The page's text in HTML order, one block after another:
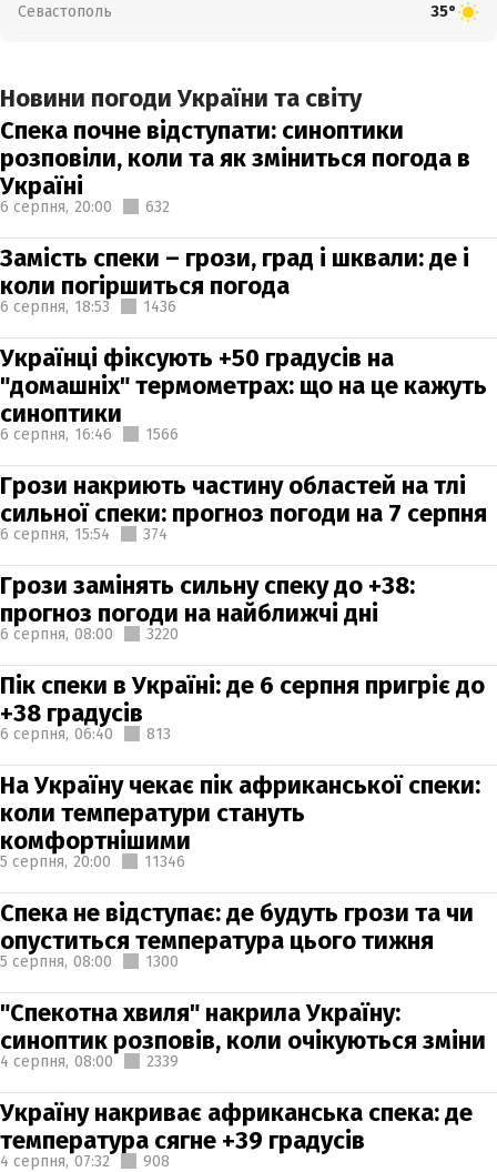
Севастополь 35°
Новини погоди України та світу
Спека почне відступати: синоптики
розповіли, коли та як зміниться погода в
Україні
6 серпня, 20:00 632
Замість спеки – грози, град і шквали: де і
коли погіршиться погода
6 серпня, 18:53 1436
Українці фіксують +50 градусів на
"домашніх" термометрах: що на це кажуть
синоптики
6 серпня, 16:46 1566
Грози накриють частину областей на тлі
сильної спеки: прогноз погоди на 7 серпня
6 серпня, 15:54 374
Грози замінять сильну спеку до +38:
прогноз погоди на найближчі дні
6 серпня, 08:00 3220
Пік спеки в Україні: де 6 серпня пригріє до
+38 градусів
6 серпня, 06:40 813
На Україну чекає пік африканської спеки:
коли температури стануть
комфортнішими
5 серпня, 20:00 11346
Спека не відступає: де будуть грози та чи
опуститься температура цього тижня
5 серпня, 08:00 1300
"Спекотна хвиля" накрила Україну:
синоптик розповів, коли очікуються зміни
4 серпня, 08:00 2339
Україну накриває африканська спека: де
температура сягне +39 градусів
4 серпня, 07:32 908